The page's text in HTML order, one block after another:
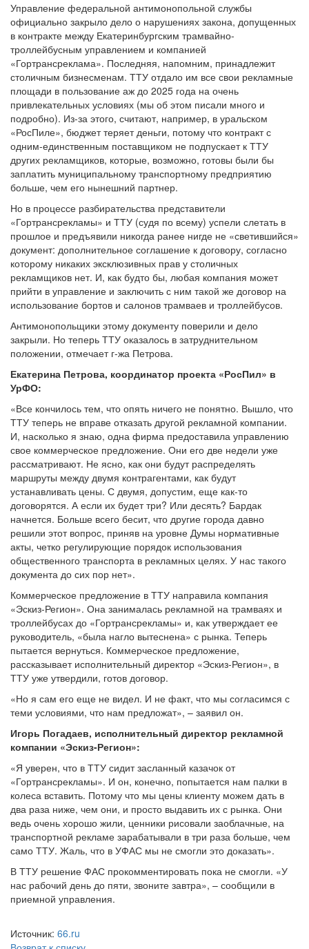
Управление федеральной антимонопольной службы
официально закрыло дело о нарушениях закона, допущенных
в контракте между Екатеринбургским трамвайно-
троллейбусным управлением и компанией
«Гортрансреклама». Последняя, напомним, принадлежит
столичным бизнесменам. ТТУ отдало им все свои рекламные
площади в пользование аж до 2025 года на очень
привлекательных условиях (мы об этом писали много и
подробно). Из-за этого, считают, например, в уральском
«РосПиле», бюджет теряет деньги, потому что контракт с
одним-единственным поставщиком не подпускает к ТТУ
других рекламщиков, которые, возможно, готовы были бы
заплатить муниципальному транспортному предприятию
больше, чем его нынешний партнер.
Но в процессе разбирательства представители
«Гортрансрекламы» и ТТУ (судя по всему) успели слетать в
прошлое и предъявили никогда ранее нигде не «светившийся»
документ: дополнительное соглашение к договору, согласно
которому никаких эксклюзивных прав у столичных
рекламщиков нет. И, как будто бы, любая компания может
прийти в управление и заключить с ним такой же договор на
использование бортов и салонов трамваев и троллейбусов.
Антимонопольщики этому документу поверили и дело
закрыли. Но теперь ТТУ оказалось в затруднительном
положении, отмечает г-жа Петрова.
Екатерина Петрова, координатор проекта «РосПил» в
УрФО:
«Все кончилось тем, что опять ничего не понятно. Вышло, что
ТТУ теперь не вправе отказать другой рекламной компании.
И, насколько я знаю, одна фирма предоставила управлению
свое коммерческое предложение. Они его две недели уже
рассматривают. Не ясно, как они будут распределять
маршруты между двумя контрагентами, как будут
устанавливать цены. С двумя, допустим, еще как-то
договорятся. А если их будет три? Или десять? Бардак
начнется. Больше всего бесит, что другие города давно
решили этот вопрос, приняв на уровне Думы нормативные
акты, четко регулирующие порядок использования
общественного транспорта в рекламных целях. У нас такого
документа до сих пор нет».
Коммерческое предложение в ТТУ направила компания
«Эскиз-Регион». Она занималась рекламной на трамваях и
троллейбусах до «Гортрансрекламы» и, как утверждает ее
руководитель, «была нагло вытеснена» с рынка. Теперь
пытается вернуться. Коммерческое предложение,
рассказывает исполнительный директор «Эскиз-Регион», в
ТТУ уже утвердили, готов договор.
«Но я сам его еще не видел. И не факт, что мы согласимся с
теми условиями, что нам предложат», – заявил он.
Игорь Погадаев, исполнительный директор рекламной
компании «Эскиз-Регион»:
«Я уверен, что в ТТУ сидит засланный казачок от
«Гортрансрекламы». И он, конечно, попытается нам палки в
колеса вставить. Потому что мы цены клиенту можем дать в
два раза ниже, чем они, и просто выдавить их с рынка. Они
ведь очень хорошо жили, ценники рисовали заоблачные, на
транспортной рекламе зарабатывали в три раза больше, чем
само ТТУ. Жаль, что в УФАС мы не смогли это доказать».
В ТТУ решение ФАС прокомментировать пока не смогли. «У
нас рабочий день до пяти, звоните завтра», – сообщили в
приемной управления.
Источник: 66.ru